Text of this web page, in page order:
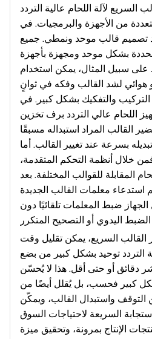
السريع لآلة اللحام عالية التردد
من الأجهزة والبرمجيات. في
تصميم قالب موحد ونمطي. جميع
بشكل موحد ومجهزة بأجهزة
سبيل المثال، يمكن استخدام
لشد القالب وفكه في ثوانٍ
والتفكيك بشكل كبير. في
اللحام عالي التردد برف تخزين
القالب المراد استبداله مسبقًا
بسرعة عند تغيير القالب. أما
خلال أنظمة التحكم المتقدمة،
المقابلة للقوالب المختلفة. بعد
استدعاء معلمات القالب الجديدة
ضبط المعلمات تلقائيًا دون
القالب السريع، يمكن تقليل وقت
التردد توحيد بشكل كبير من بضع
دقائق أو حتى أقل. هذا لا يُحسّن
كبير فحسب، بل يُقلل أيضًا من
التوقف واستبدال القالب، ويمكّن
السريعة لاحتياجات السوق
الإنتاج بمرونة، وتحقيق ميزة